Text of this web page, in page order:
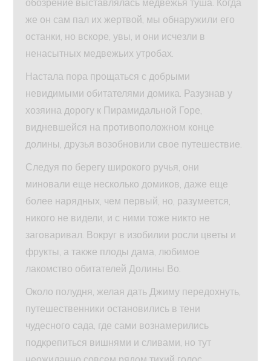
же он сам пал их жертвой, мы обнаружили его
останки, но вскоре, увы, и они исчезли в
ненасытных медвежьих утробах.
Настала пора прощаться с добрыми
невидимыми обитателями домика. Разузнав у
хозяина дорогу к Пирамидальной Горе,
видневшейся на противоположном конце
долины, друзья возобновили свое путешествие.
Следуя по берегу широкого ручья, они
миновали еще несколько домиков, даже еще
более нарядных, чем первый, но, разумеется,
никого не видели, и с ними тоже никто не
заговаривал. Вокруг в изобилии росли цветы и
фрукты, а также плоды дама, любимое
лакомство обитателей Долины Во.
Около полудня, желая дать Джиму передохнуть,
путешественники остановились в тени
чудесного сада, где сами вознамерились
подкрепиться вишнями и сливами, но тут